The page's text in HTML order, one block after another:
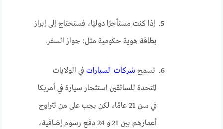
إذا كنت مستأجرًا دوليًا، فستحتاج إلى إبراز
بطاقة هوية حكومية مثل: جواز السفر.
تسمح شركات السيارات في الولايات
المتحدة للسائقين استئجار سيارة في أمريكا
في سن 21 عامًا، لكن يجب على من تتراوح
أعمارهم بين 21 و 24 دفع رسوم إضافية،